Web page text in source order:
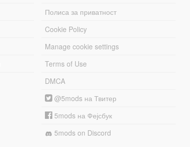
Полиса за приватност
Cookie Policy
Manage cookie settings
Terms of Use
DMCA
@5mods на Твитер
5mods на Фејсбук
5mods on Discord